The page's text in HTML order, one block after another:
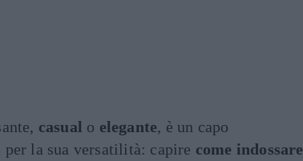
casual o elegante, è un capo
per la sua versatilità: capire come indossare